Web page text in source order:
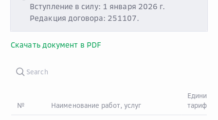
Вступление в силу: 1 января 2026 г.
Редакция договора: 251107.
Скачать документ в PDF
№ Наименование работ, услуг
Единица